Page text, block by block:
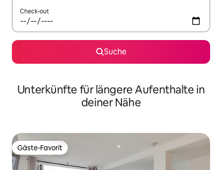
Check-out
Suche
Unterkünfte für längere Aufenthalte in
deiner Nähe
Gäste-Favorit
Gäste-Favorit